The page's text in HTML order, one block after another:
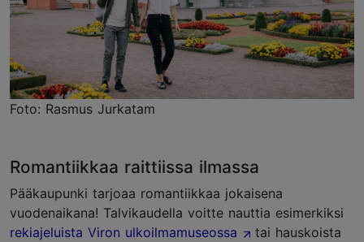
Foto: Rasmus Jurkatam
Romantiikkaa raittiissa ilmassa
Pääkaupunki tarjoaa romantiikkaa jokaisena
vuodenaikana! Talvikaudella voitte nauttia esimerkiksi
rekiajeluista Viron ulkoilmamuseossa
tai hauskoista